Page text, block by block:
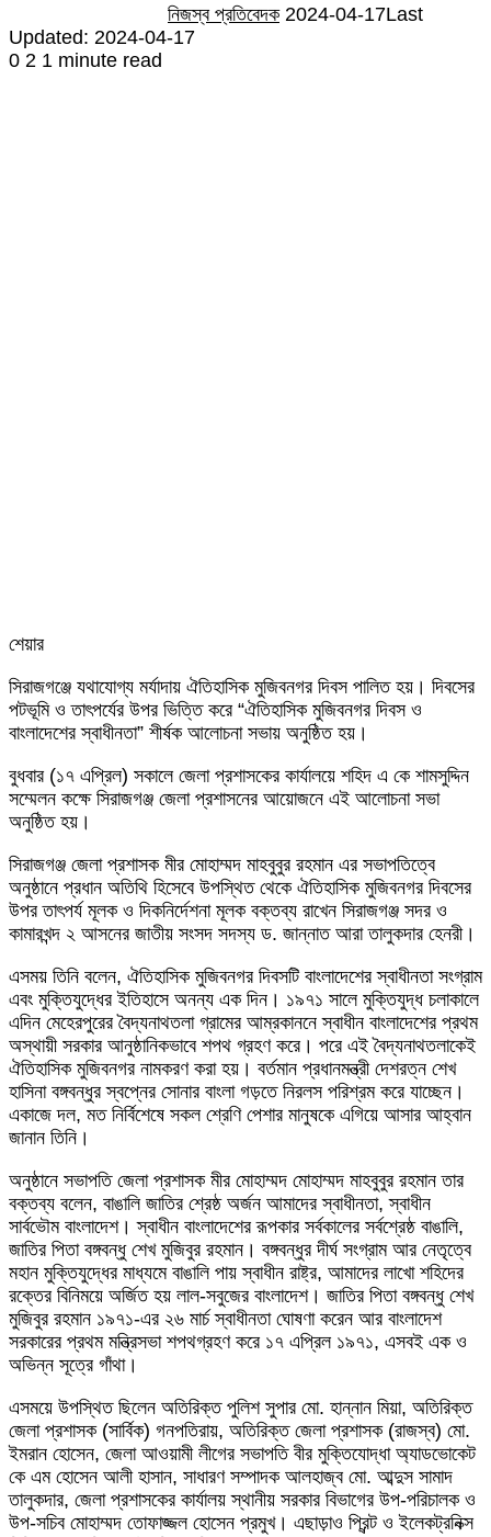
নিজস্ব প্রতিবেদক 2024-04-17Last
Updated: 2024-04-17
0 2 1 minute read
শেয়ার
via
Email
সিরাজগঞ্জে যথাযোগ্য মর্যাদায় ঐতিহাসিক মুজিবনগর দিবস পালিত হয়। দিবসের
পটভূমি ও তাৎপর্যের উপর ভিত্তি করে “ঐতিহাসিক মুজিবনগর দিবস ও
বাংলাদেশের স্বাধীনতা” শীর্ষক আলোচনা সভায় অনুষ্ঠিত হয়।
বুধবার (১৭ এপ্রিল) সকালে জেলা প্রশাসকের কার্যালয়ে শহিদ এ কে শামসুদ্দিন
সম্মেলন কক্ষে সিরাজগঞ্জ জেলা প্রশাসনের আয়োজনে এই আলোচনা সভা
অনুষ্ঠিত হয়।
সিরাজগঞ্জ জেলা প্রশাসক মীর মোহাম্মদ মাহবুবুর রহমান এর সভাপতিত্বে
অনুষ্ঠানে প্রধান অতিথি হিসেবে উপস্থিত থেকে ঐতিহাসিক মুজিবনগর দিবসের
উপর তাৎপর্য মূলক ও দিকনির্দেশনা মূলক বক্তব্য রাখেন সিরাজগঞ্জ সদর ও
কামারখন্দ ২ আসনের জাতীয় সংসদ সদস্য ড. জান্নাত আরা তালুকদার হেনরী।
এসময় তিনি বলেন, ঐতিহাসিক মুজিবনগর দিবসটি বাংলাদেশের স্বাধীনতা সংগ্রাম
এবং মুক্তিযুদ্ধের ইতিহাসে অনন্য এক দিন। ১৯৭১ সালে মুক্তিযুদ্ধ চলাকালে
এদিন মেহেরপুরের বৈদ্যনাথতলা গ্রামের আম্রকাননে স্বাধীন বাংলাদেশের প্রথম
অস্থায়ী সরকার আনুষ্ঠানিকভাবে শপথ গ্রহণ করে। পরে এই বৈদ্যনাথতলাকেই
ঐতিহাসিক মুজিবনগর নামকরণ করা হয়। বর্তমান প্রধানমন্ত্রী দেশরত্ন শেখ
হাসিনা বঙ্গবন্ধুর স্বপ্নের সোনার বাংলা গড়তে নিরলস পরিশ্রম করে যাচ্ছেন।
একাজে দল, মত নির্বিশেষে সকল শ্রেণি পেশার মানুষকে এগিয়ে আসার আহ্বান
জানান তিনি।
অনুষ্ঠানে সভাপতি জেলা প্রশাসক মীর মোহাম্মদ মোহাম্মদ মাহবুবুর রহমান তার
বক্তব্য বলেন, বাঙালি জাতির শ্রেষ্ঠ অর্জন আমাদের স্বাধীনতা, স্বাধীন
সার্বভৌম বাংলাদেশ। স্বাধীন বাংলাদেশের রূপকার সর্বকালের সর্বশ্রেষ্ঠ বাঙালি,
জাতির পিতা বঙ্গবন্ধু শেখ মুজিবুর রহমান। বঙ্গবন্ধুর দীর্ঘ সংগ্রাম আর নেতৃত্বে
মহান মুক্তিযুদ্ধের মাধ্যমে বাঙালি পায় স্বাধীন রাষ্ট্র, আমাদের লাখো শহিদের
রক্তের বিনিময়ে অর্জিত হয় লাল-সবুজের বাংলাদেশ। জাতির পিতা বঙ্গবন্ধু শেখ
মুজিবুর রহমান ১৯৭১-এর ২৬ মার্চ স্বাধীনতা ঘোষণা করেন আর বাংলাদেশ
সরকারের প্রথম মন্ত্রিসভা শপথগ্রহণ করে ১৭ এপ্রিল ১৯৭১, এসবই এক ও
অভিন্ন সূত্রে গাঁথা।
এসময়ে উপস্থিত ছিলেন অতিরিক্ত পুলিশ সুপার মো. হান্নান মিয়া, অতিরিক্ত
জেলা প্রশাসক (সার্বিক) গনপতিরায়, অতিরিক্ত জেলা প্রশাসক (রাজস্ব) মো.
ইমরান হোসেন, জেলা আওয়ামী লীগের সভাপতি বীর মুক্তিযোদ্ধা অ্যাডভোকেট
কে এম হোসেন আলী হাসান, সাধারণ সম্পাদক আলহাজ্ব মো. আব্দুস সামাদ
তালুকদার, জেলা প্রশাসকের কার্যালয় স্থানীয় সরকার বিভাগের উপ-পরিচালক ও
উপ-সচিব মোহাম্মদ তোফাজ্জল হোসেন প্রমুখ। এছাড়াও প্রিন্ট ও ইলেকট্রনিক্স